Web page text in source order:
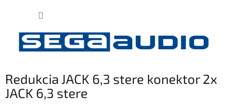
Redukcia JACK 6,3 stere konektor 2x
JACK 6,3 stere